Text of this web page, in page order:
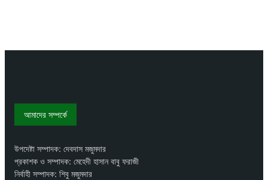
আমাদের সম্পর্কে
উপদেষ্টা সম্পাদক: দেবদাস মজুমদার
প্রকাশক ও সম্পাদক: মেহেদী হাসান বাবু ফরাজী
নির্বাহী সম্পাদক: শিবু মজুমদার